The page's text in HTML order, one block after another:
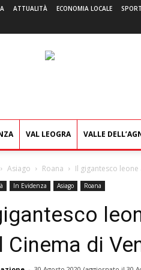
ATTUALITÀ ECONOMIA LOCALE
VAL LEOGRA VALLE
Asiago Roana Il gigantesco
In Evidenza Asiago Roana
Cinema di